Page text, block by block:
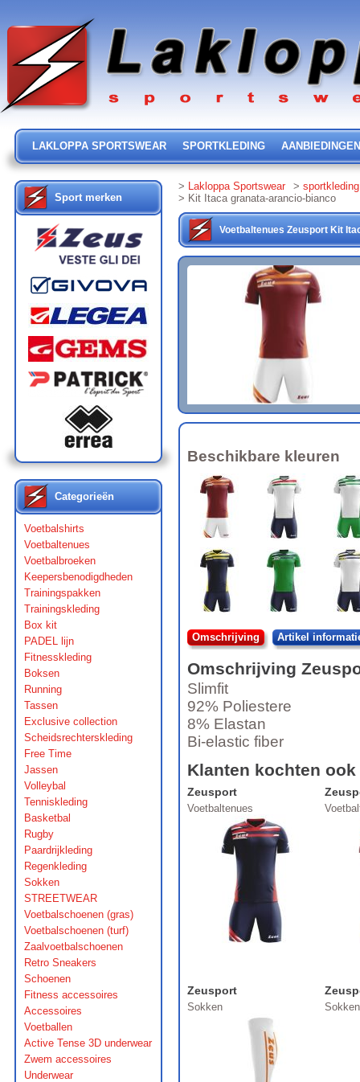
LAKLOPPA SPORTSWEAR SPORTKLEDING AANBIEDINGEN
Sport merken
Categorieën
Voetbalshirts
Voetbaltenues
Voetbalbroeken
Keepersbenodigdheden
Trainingspakken
Trainingskleding
Box kit
PADEL lijn
Fitnesskleding
Boksen
Running
Tassen
Exclusive collection
Scheidsrechterskleding
Free Time
Jassen
Volleybal
Tenniskleding
Basketbal
Rugby
Paardrijkleding
Regenkleding
Sokken
STREETWEAR
Voetbalschoenen (gras)
Voetbalschoenen (turf)
Zaalvoetbalschoenen
Retro Sneakers
Schoenen
Fitness accessoires
Accessoires
Voetballen
Active Tense 3D underwear
Zwem accessoires
Underwear
> Lakloppa Sportswear > sportkleding
> Kit Itaca granata-arancio-bianco
Voetbaltenues Zeusport Kit
Beschikbare kleuren
Omschrijving Artikel
Omschrijving
Slimfit
92% Poliestere
8% Elastan
Bi-elastic fiber
Klanten kochten ook
Zeusport
Voetbaltenues
Zeusport
Sokken Sokken